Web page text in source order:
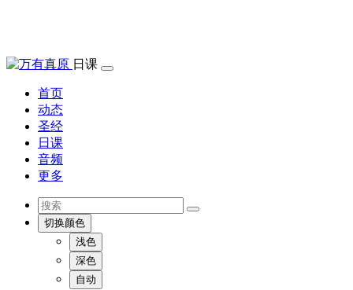
日课
首页
动态
圣经
日课
音频
更多
切换颜色
浅色
深色
自动